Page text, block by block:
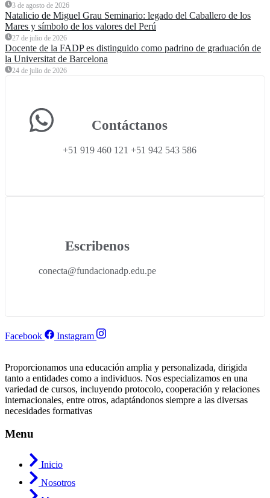
3 de agosto de 2026
Natalicio de Miguel Grau Seminario: legado del Caballero de los
Mares y símbolo de los valores del Perú
27 de julio de 2026
Docente de la FADP es distinguido como padrino de graduación de
la Universitat de Barcelona
24 de julio de 2026
Contáctanos
+51 919 460 121 +51 942 543 586
Escribenos
conecta@fundacionadp.edu.pe
Facebook Instagram
Proporcionamos una educación amplia y personalizada, dirigida
tanto a entidades como a individuos. Nos especializamos en una
variedad de cursos, incluyendo protocolo, cooperación y relaciones
internacionales, entre otros, adaptándonos siempre a las diversas
necesidades formativas
Menu
Inicio
Nosotros